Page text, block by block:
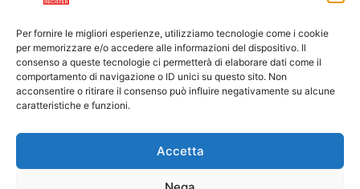
Per fornire le migliori esperienze, utilizziamo tecnologie come i cookie
per memorizzare e/o accedere alle informazioni del dispositivo. Il
consenso a queste tecnologie ci permetterà di elaborare dati come il
comportamento di navigazione o ID unici su questo sito. Non
acconsentire o ritirare il consenso può influire negativamente su alcune
caratteristiche e funzioni.
Accetta
Newsletter